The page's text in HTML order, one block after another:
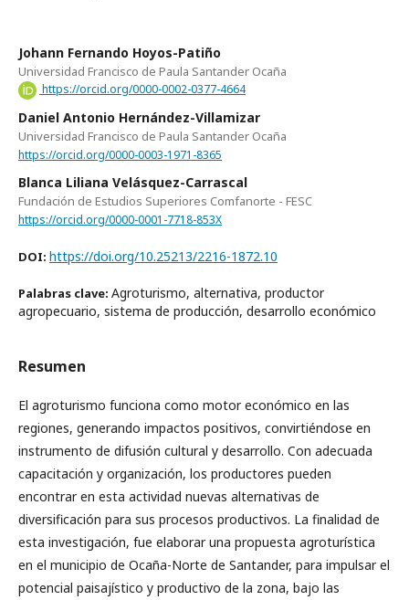
Johann Fernando Hoyos-Patiño
Universidad Francisco de Paula Santander Ocaña
https://orcid.org/0000-0002-0377-4664
Daniel Antonio Hernández-Villamizar
Universidad Francisco de Paula Santander Ocaña
https://orcid.org/0000-0003-1971-8365
Blanca Liliana Velásquez-Carrascal
Fundación de Estudios Superiores Comfanorte - FESC
https://orcid.org/0000-0001-7718-853X
DOI: https://doi.org/10.25213/2216-1872.10
Palabras clave: Agroturismo, alternativa, productor
agropecuario, sistema de producción, desarrollo económico
Resumen
El agroturismo funciona como motor económico en las
regiones, generando impactos positivos, convirtiéndose en
instrumento de difusión cultural y desarrollo. Con adecuada
capacitación y organización, los productores pueden
encontrar en esta actividad nuevas alternativas de
diversificación para sus procesos productivos. La finalidad de
esta investigación, fue elaborar una propuesta agroturística
en el municipio de Ocaña-Norte de Santander, para impulsar el
potencial paisajístico y productivo de la zona, bajo las